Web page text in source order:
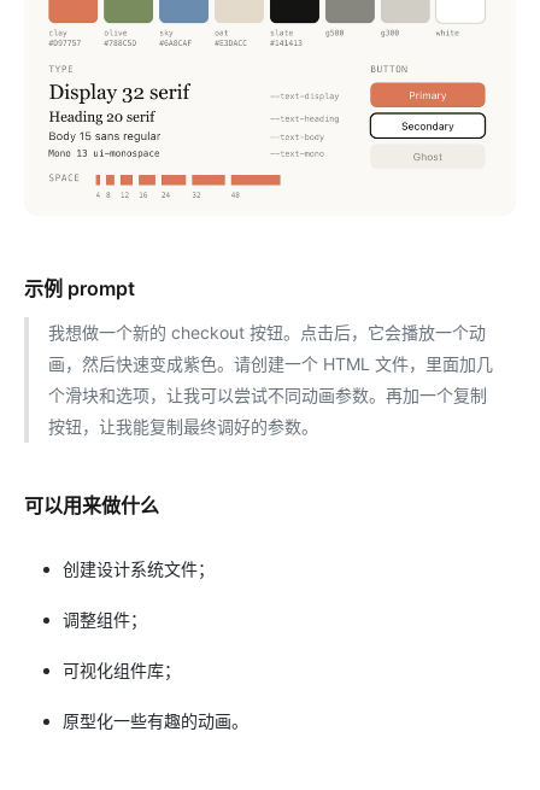
示例 prompt
我想做一个新的 checkout 按钮。点击后，它会播放一个动
画，然后快速变成紫色。请创建一个 HTML 文件，里面加几
个滑块和选项，让我可以尝试不同动画参数。再加一个复制
按钮，让我能复制最终调好的参数。
可以用来做什么
创建设计系统文件；
调整组件；
可视化组件库；
原型化一些有趣的动画。